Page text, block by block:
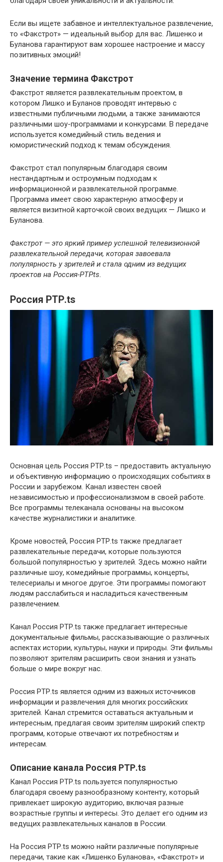
Если вы ищете забавное и интеллектуальное развлечение,
то «Факстрот» — идеальный выбор для вас. Лишенко и
Буланова гарантируют вам хорошее настроение и массу
позитивных эмоций!
Значение термина Факстрот
Факстрот является развлекательным проектом, в
котором Лишко и Буланов проводят интервью с
известными публичными людьми, а также занимаются
различными шоу-программами и конкурсами. В передаче
используется комедийный стиль ведения и
юмористический подход к темам обсуждения.
Факстрот стал популярным благодаря своим
нестандартным и остроумным подходам к
информационной и развлекательной программе.
Программа имеет свою характерную атмосферу и
является визитной карточкой своих ведущих — Лишко и
Буланова.
Факстрот — это яркий пример успешной телевизионной
развлекательной передачи, которая завоевала
популярность у зрителей и стала одним из ведущих
проектов на Россия-РТРts.
Россия РТР.ts
Основная цель Россия РТР.ts – предоставить актуальную
и объективную информацию о происходящих событиях в
России и зарубежом. Канал известен своей
независимостью и профессионализмом в своей работе.
Все программы телеканала основаны на высоком
качестве журналистики и аналитике.
Кроме новостей, Россия РТР.ts также предлагает
развлекательные передачи, которые пользуются
большой популярностью у зрителей. Здесь можно найти
различные шоу, комедийные программы, концерты,
телесериалы и многое другое. Эти программы помогают
людям расслабиться и насладиться качественным
развлечением.
Канал Россия РТР.ts также предлагает интересные
документальные фильмы, рассказывающие о различных
аспектах истории, культуры, науки и природы. Эти фильмы
позволяют зрителям расширить свои знания и узнать
больше о мире вокруг нас.
Россия РТР.ts является одним из важных источников
информации и развлечения для многих российских
зрителей. Канал стремится оставаться актуальным и
интересным, предлагая своим зрителям широкий спектр
программ, которые отвечают их потребностям и
интересам.
Описание канала Россия РТР.ts
Канал Россия РТР.ts пользуется популярностью
благодаря своему разнообразному контенту, который
привлекает широкую аудиторию, включая разные
возрастные группы и интересы. Это делает его одним из
ведущих развлекательных каналов в России.
На Россия РТР.ts можно найти различные популярные
передачи, такие как «Лишенко Буланова», «Факстрот» и